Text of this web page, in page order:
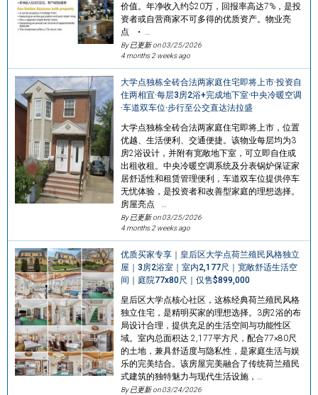
价值。年净收入约$20万，回报率高达7%，是投
资者或自营商家不可多得的优质资产。物业亮
点 • …
By 已更新 on03/25/2026
4 months 2 weeks ago
大学点独栋全砖合法两家庭住宅即将上市·投资自
住两相宜·每层3房2浴+完成地下室·中央冷暖空调
·车道双车位·步行至公交直达法拉盛
大学点独栋全砖合法两家庭住宅即将上市，位置
优越、生活便利、交通便捷。该物业每层均为3
房2浴设计，并附有宽敞地下室，可立即自住或
出租收租。中央冷暖空调系统及分表锅炉保证家
居舒适性和租赁管理便利，车道双车位提供停车
无忧体验，是投资者和改善型家庭的理想选择。
房屋亮点 …
By 已更新 on03/25/2026
4 months 2 weeks ago
优质买家专享｜皇后区大学点荷兰殖民风格独立
屋｜3房2浴室｜室内2,177尺｜宽敞舒适生活空
间｜庭院77x80尺｜仅售$899,000
皇后区大学点核心社区，这栋经典荷兰殖民风格
独立住宅，是精明买家的理想选择。3房2浴的布
局设计合理，提供充足的生活空间与功能性区
域。室内总面积达 2,177平方尺，配合77×80尺
的土地，兼具舒适度与隐私性，是家庭生活与娱
乐的完美结合。该房屋完美融合了传统荷兰殖民
式建筑的独特魅力与现代生活设施，…
By 已更新 on03/24/2026